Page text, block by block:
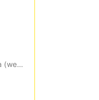
Backrooms. Bez wyjścia (wersja rozszerzona)